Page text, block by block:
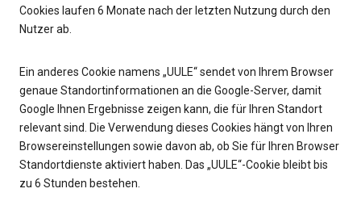
Cookies laufen 6 Monate nach der letzten Nutzung durch den
Nutzer ab.
Ein anderes Cookie namens „UULE“ sendet von Ihrem Browser
genaue Standortinformationen an die Google-Server, damit
Google Ihnen Ergebnisse zeigen kann, die für Ihren Standort
relevant sind. Die Verwendung dieses Cookies hängt von Ihren
Browsereinstellungen sowie davon ab, ob Sie für Ihren Browser
Standortdienste aktiviert haben. Das „UULE“-Cookie bleibt bis
zu 6 Stunden bestehen.